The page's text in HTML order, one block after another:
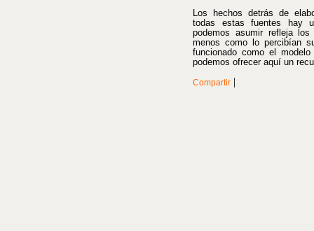
Los hechos detrás de
todas estas fuentes hay
podemos asumir refleja
menos como lo percibían
funcionado como el
podemos ofrecer aquí un
Compartir